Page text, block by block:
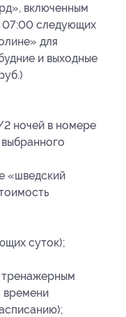
включенным
07:00 следующих
для
и выходные
ночей в номере
«шведский
суток);
тренажерным
времени